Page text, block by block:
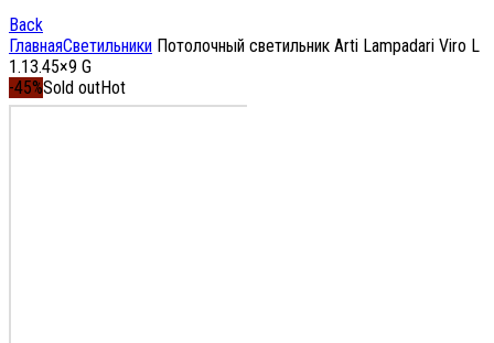
Back
ГлавнаяСветильники Потолочный светильник Arti Lampadari Viro L
1.13.45×9 G
-45%Sold outHot